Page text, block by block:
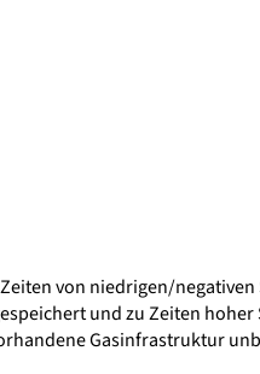
von niedrigen/
und zu Zeiten
Gasinfrastruktur